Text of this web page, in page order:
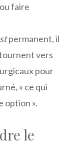
faire
permanent, il
vers
pour
« ce qui
option ».
le